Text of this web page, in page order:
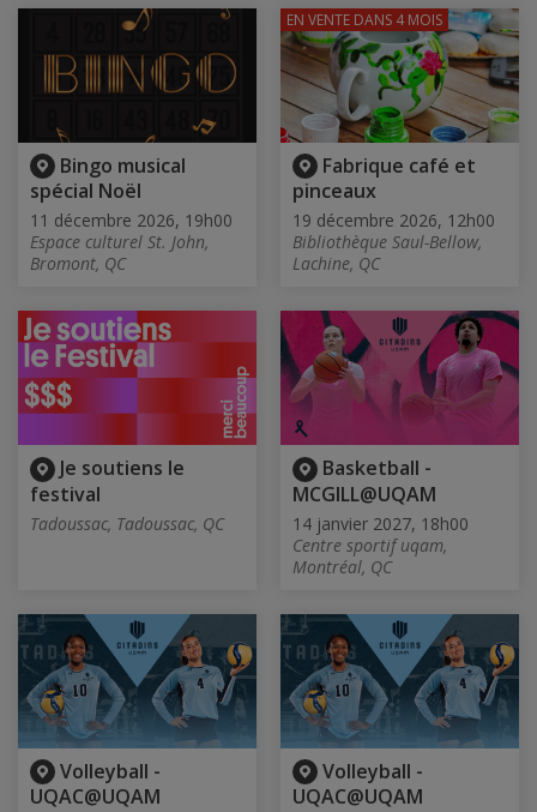
Bingo musical
spécial Noël
11 décembre 2026, 19h00
Espace culturel St. John,
Bromont, QC
Fabrique café et
pinceaux
19 décembre 2026, 12h00
Bibliothèque Saul-Bellow,
Lachine, QC
EN VENTE DANS 4 MOIS
Je soutiens le
festival
Tadoussac, Tadoussac, QC
Basketball -
MCGILL@UQAM
14 janvier 2027, 18h00
Centre sportif uqam,
Montréal, QC
Volleyball -
UQAC@UQAM
Volleyball -
UQAC@UQAM